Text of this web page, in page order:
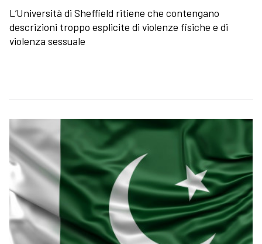
L’Università di Sheffield ritiene che contengano
descrizioni troppo esplicite di violenze fisiche e di
violenza sessuale